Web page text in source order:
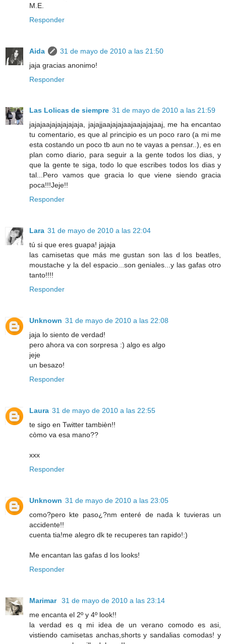
M.E.
Responder
Aida
31 de mayo de 2010 a las 21:50
jaja gracias anonimo!
Responder
Las Lolicas de siempre 31 de mayo de 2010 a las 21:59
jajajaajajajajajaja, jajajjaajajajaajaajajajaaj, me ha encantao
tu comentario, es que al principio es un poco raro (a mi me
esta costando un poco tb aun no te vayas a pensar..), es en
plan como diario, para seguir a la gente todos los dias, y
que la gente te siga, todo lo que escribes todos los dias y
tal...Pero vamos que gracia lo que viene siendo gracia
poca!!!Jeje!!
Responder
Lara 31 de mayo de 2010 a las 22:04
tú si que eres guapa! jajaja
las camisetas que más me gustan son las d los beatles,
moustache y la del espacio...son geniales...y las gafas otro
tanto!!!!
Responder
Unknown 31 de mayo de 2010 a las 22:08
jaja lo siento de verdad!
pero ahora va con sorpresa :) algo es algo
jeje
un besazo!
Responder
Laura 31 de mayo de 2010 a las 22:55
te sigo en Twitter tambièn!!
còmo va esa mano??
xxx
Responder
Unknown 31 de mayo de 2010 a las 23:05
como?pero kte paso¿?nm enteré de nada k tuvieras un
accidente!!
cuenta tia!me alegro dk te recuperes tan rapido!:)
Me encantan las gafas d los looks!
Responder
Marimar 31 de mayo de 2010 a las 23:14
me encanta el 2º y 4º look!!
la verdad es q mi idea de un verano comodo es asi,
vistiendo camisetas anchas,shorts y sandalias comodas! y